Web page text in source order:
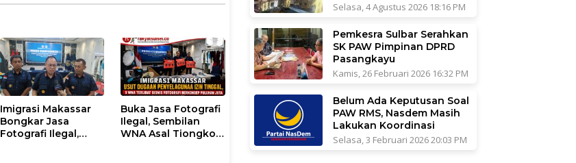
Imigrasi Makassar
Bongkar Jasa
Fotografi Ilegal,
Buka Jasa Fotografi
Ilegal, Sembilan
WNA Asal Tiongkok
Selasa, 4 Agustus 2026 18:16 PM
Pemkesra Sulbar Serahkan
SK PAW Pimpinan DPRD
Pasangkayu
Kamis, 26 Februari 2026 16:32 PM
Belum Ada Keputusan Soal
PAW RMS, Nasdem Masih
Lakukan Koordinasi
Selasa, 3 Februari 2026 20:03 PM